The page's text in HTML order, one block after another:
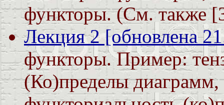
функторы. (См. также
Лекция 2 [обновлена
функторы. Пример:
(Ко)пределы